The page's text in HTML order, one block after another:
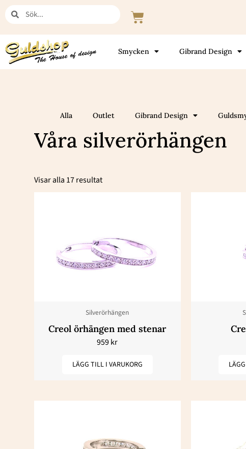
Hoppa
till
innehåll
Sök Sök Varukorg
Smycken Gibrand Design
Alla Outlet Gibrand Design
Våra silverörhängen
Visar alla 17 resultatefter
Silverörhängen
Creol örhängen med stenar
959kr
LÄGG TILL I VARUKORG